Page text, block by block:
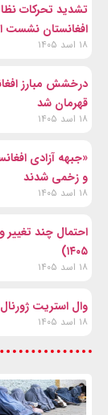
تشدید تحرکات
افغانستان نشست
۱۸ اسد ۱۴۰۵
درخشش مبارز
قهرمان شد
۱۸ اسد ۱۴۰۵
«جبهه آزادی
و زخمی شدند
۱۸ اسد ۱۴۰۵
۱۴۰۵)
۱۸ اسد ۱۴۰۵
وال‌ استریت
۱۸ اسد ۱۴۰۵